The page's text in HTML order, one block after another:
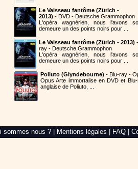
Le Vaisseau fantôme (Zürich -
2013) - DVD - Deutsche Grammophon
L'opéra wagnérien, nous l'avons
demeure un des points noirs pour ...
Le Vaisseau fantôme (Zürich - 2013)
ray - Deutsche Grammophon
L'opéra wagnérien, nous l'avons
demeure un des points noirs pour ...
Poliuto (Glyndebourne) - Blu-ray -
Opus Arte immortalise en DVD et
anglaise de Poliuto, ...
sommes nous ? Mentions légales FAQ